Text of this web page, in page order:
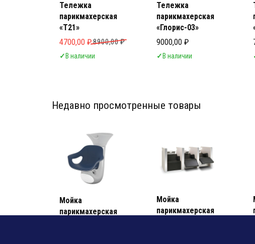
Тележка
парикмахерская
«Т21»
8900,00₽
Первоначальная цена составляла 8900,00 ₽.
4700,00 ₽
Текущая цена: 4700,00 ₽.
✓ В наличии
Тележка
парикмахерская
«Глорис-03»
9000,00 ₽
✓ В наличии
Недавно просмотренные товары
Мойка
парикмахерская
Мойка
парикмахерская